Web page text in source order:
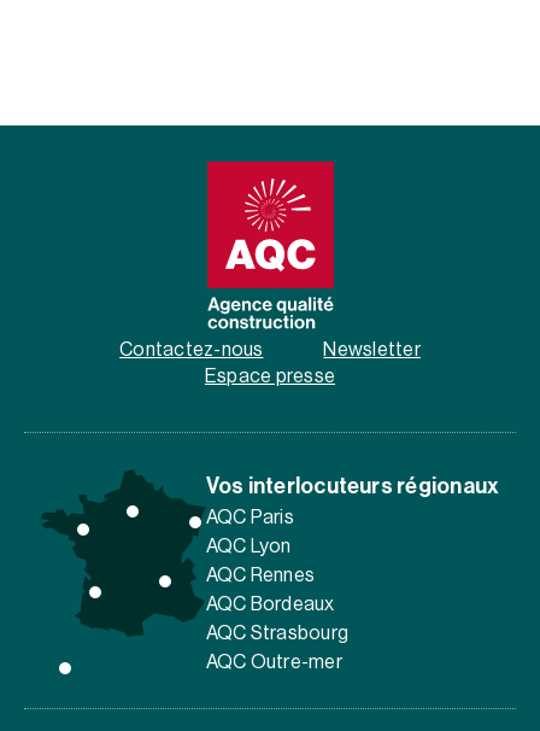
Contactez-nous
Newsletter
Espace presse
Vos interlocuteurs régionaux
AQC Paris
AQC Lyon
AQC Rennes
AQC Bordeaux
AQC Strasbourg
AQC Outre-mer